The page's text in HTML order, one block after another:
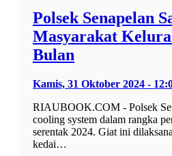
Polsek Senapelan
Masyarakat
Bulan
Kamis, 31 Oktober 2024 -
RIAUBOOK.COM - Polsek
cooling system dalam rangka
serentak 2024. Giat ini
kedai…